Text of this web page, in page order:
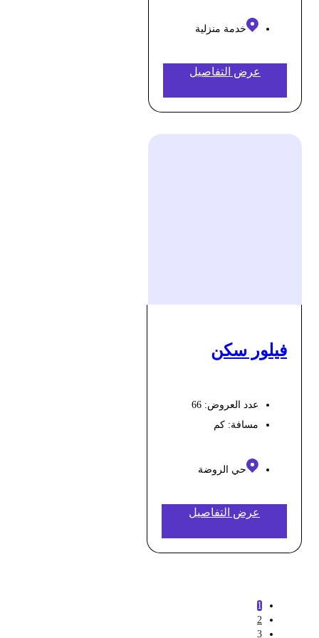
خدمة منزلية
عرض التفاصيل
فيلور سكن
عدد العروض: 66
مسافة:كم
حي الروضة
عرض التفاصيل